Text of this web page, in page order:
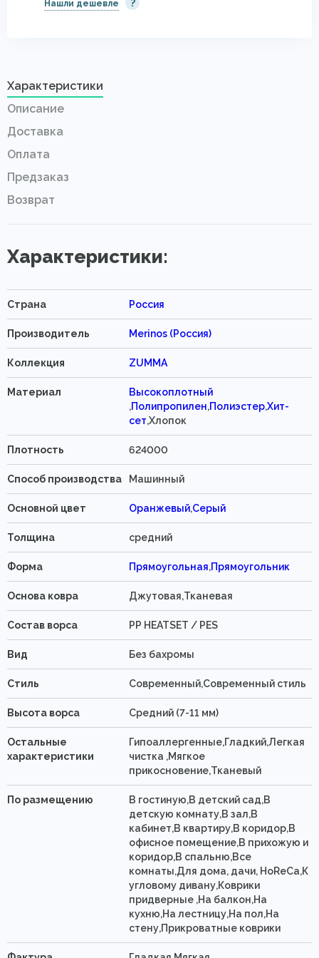
4.00 x 5.00Нашли дешевле ?
Характеристики
Описание
Доставка
Оплата
Предзаказ
Возврат
Характеристики:
Страна Россия
Производитель Merinos (Россия)
Коллекция ZUMMA
Материал
Высокоплотный
,Полипропилен,Полиэстер,Хит-
сет,Хлопок
Плотность 624000
Способ производства Машинный
Основной цвет Оранжевый,Серый
Толщина средний
Форма Прямоугольная,Прямоугольник
Основа ковра Джутовая,Тканевая
Состав ворса PP HEATSET / PES
Вид Без бахромы
Стиль Современный,Современный стиль
Высота ворса Средний (7-11 мм)
Остальные
характеристики
Гипоаллергенные,Гладкий,Легкая
чистка ,Мягкое
прикосновение,Тканевый
По размещению
В гостиную,В детский сад,В
детскую комнату,В зал,В
кабинет,В квартиру,В коридор,В
офисное помещение,В прихожую и
коридор,В спальню,Все
комнаты,Для дома, дачи, HoReCa,К
угловому дивану,Коврики
придверные ,На балкон,На
кухню,На лестницу,На пол,На
стену,Прикроватные коврики